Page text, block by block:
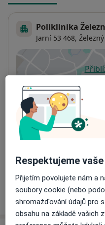
Poliklinika
Jarní 53 468,
Dostupnost
Na této adrese online
Co mám v takové
Způsoby platby
Na teto adrese lékař
Detaily
Respektujeme
Přijetím povolujete nám a
soubory cookie (nebo
shromažďování údajů pro
obsahu na základě vašich